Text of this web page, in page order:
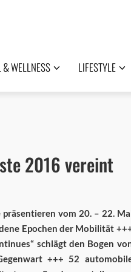
& WELLNESS LIFESTYLE
2016 vereint
vom 20. – 22.
Epochen der Mobilität
schlägt den Bogen
+++ 52